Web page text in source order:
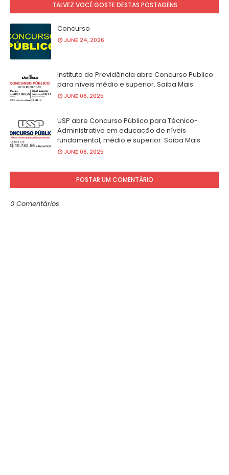
TALVEZ VOCÊ GOSTE DESTAS POSTAGENS
Concurso
JUNE 24, 2026
Instituto de Previdência abre Concurso Publico
para níveis médio e superior. Saiba Mais
JUNE 08, 2025
USP abre Concurso Público para Técnico-
Administrativo em educação de níveis
fundamental, médio e superior. Saiba Mais
JUNE 08, 2025
POSTAR UM COMENTÁRIO
0 Comentários